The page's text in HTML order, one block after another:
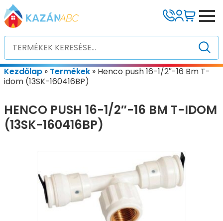
Kezdőlap » Termékek » Henco push 16-1/2″-16 Bm T-
idom (13SK-160416BP)
HENCO PUSH 16-1/2″-16 BM T-IDOM
(13SK-160416BP)